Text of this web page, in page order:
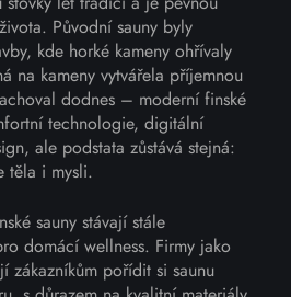
Původní sauny byly
kde horké kameny ohřívaly
na kameny vytvářela příjemnou
dodnes – moderní finské
technologie, digitální
ale podstata zůstává stejná:
těla i mysli.
sauny stávají stále
domácí wellness. Firmy jako
zákazníkům pořídit si saunu